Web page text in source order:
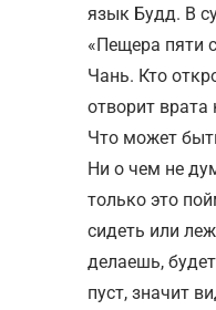
язык Будд. В
«Пещера пяти
Чань. Кто
отворит врата
Что может
Ни о чем не
только это
сидеть или
делаешь,
пуст, значит